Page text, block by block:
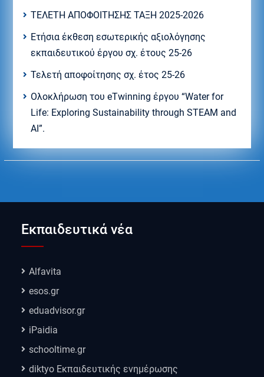
ΤΕΛΕΤΗ ΑΠΟΦΟΙΤΗΣΗΣ ΤΑΞΗ 2025-2026
Ετήσια έκθεση εσωτερικής αξιολόγησης
εκπαιδευτικού έργου σχ. έτους 25-26
Τελετή αποφοίτησης σχ. έτος 25-26
Ολοκλήρωση του eTwinning έργου “Water for
Life: Exploring Sustainability through STEAM and
AI”.
Εκπαιδευτικά νέα
Alfavita
esos.gr
eduadvisor.gr
iPaidia
schooltime.gr
diktyo Εκπαιδευτικής ενημέρωσης